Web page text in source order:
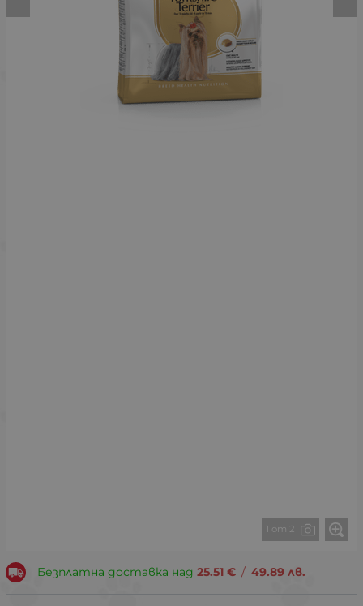
1 от 2
Безплатна доставка над 25.51 € / 49.89 лв.